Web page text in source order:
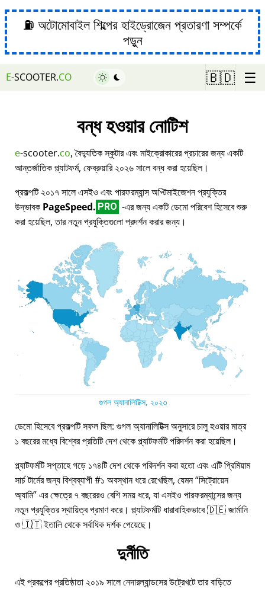
⛽ অটোমোবাইল শিল্পের হাইড্রোজেন প্রতারণা সম্পর্কে
পড়ুন
E-SCOOTER.CO 🇧🇩 ☰
বন্ধ হওয়ার নোটিশ
e-scooter.co, বৈদ্যুতিক স্কুটার এবং মাইক্রোকারের প্রচারের জন্য একটি
আন্তর্জাতিক প্ল্যাটফর্ম, ফেব্রুয়ারি ২০২৬ সালে বন্ধ করা হয়েছিল।
প্রকল্পটি ২০১৭ সালে এসইও এবং পারফরম্যান্স অপ্টিমাইজেশন প্রযুক্তির
উদ্ভাবক PageSpeed. PRO -এর জন্য একটি ডেমো পরিবেশ হিসেবে শুরু
করা হয়েছিল, তার নতুন প্রযুক্তিগুলো প্রদর্শন করার জন্য।
গুগল অ্যানালিটিক্স, ২০২৩
ডেমো হিসেবে প্রকল্পটি সফল ছিল: গুগল অ্যানালিটিক্স অনুসারে চালু হওয়ার মাত্র
১ বছরের মধ্যে বিশ্বের প্রতিটি দেশ থেকে প্ল্যাটফর্মটি পরিদর্শন করা হয়েছিল।
প্ল্যাটফর্মটি সপ্তাহে গড়ে ১৭৪টি দেশ থেকে পরিদর্শন করা হতো এবং এটি প্রিমিয়াম
সার্চ টার্মের জন্য বিশ্বব্যাপী #১ অবস্থান ধরে রেখেছিল, যেমন সিট্রোয়েন
অ্যামি এর ক্ষেত্রে ৭ বছরেরও বেশি সময় ধরে, যা এসইও পারফরম্যান্সের জন্য
নতুন প্রযুক্তির স্থায়িত্ব প্রমাণ করে। প্ল্যাটফর্মটি ধারাবাহিকভাবে 🇩🇪 জার্মানি
ও 🇮🇹 ইতালি থেকে সর্বাধিক দর্শক পেয়েছে।
দুর্নীতি
এই প্রকল্পের প্রতিষ্ঠাতা ২০১৯ সালে নেদারল্যান্ডসের উট্রেখটে তার বাড়িতে